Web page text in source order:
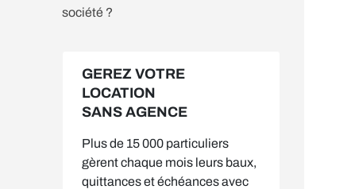
société ?
GEREZ VOTRE
LOCATION
SANS AGENCE
Plus de 15 000 particuliers
gèrent chaque mois leurs baux,
quittances et échéances avec